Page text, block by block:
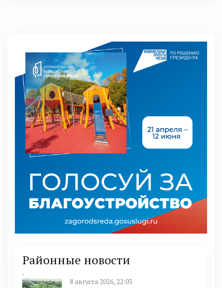
Районные новости
8 августа 2026, 22:03